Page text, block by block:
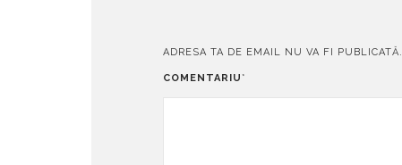
ADRESA TA DE EMAIL NU VA FI PUBLICATĂ.
COMENTARIU *